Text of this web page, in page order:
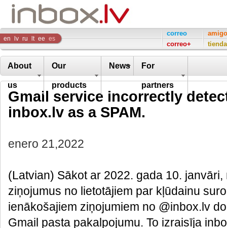
Inbox
Company
en lv ru lt ee es
correo
correo+
tienda
About
us
Our
products
News For
partners
Gmail service incorrectly
inbox.lv as a SPAM.
enero 21,2022
(Latvian) Sākot ar 2022. gada 10.
ziņojumus no lietotājiem par kļūdainu
ienākošajiem ziņojumiem no @inbox.lv
Gmail pasta pakalpojumu. To izraisīja